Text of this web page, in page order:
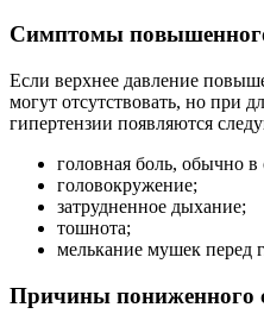
Симптомы
Если верхнее давление
могут отсутствовать, но при
гипертензии появляются
головная боль, обычно в
головокружение;
затрудненное дыхание;
тошнота;
мелькание мушек перед
Причины пониженного